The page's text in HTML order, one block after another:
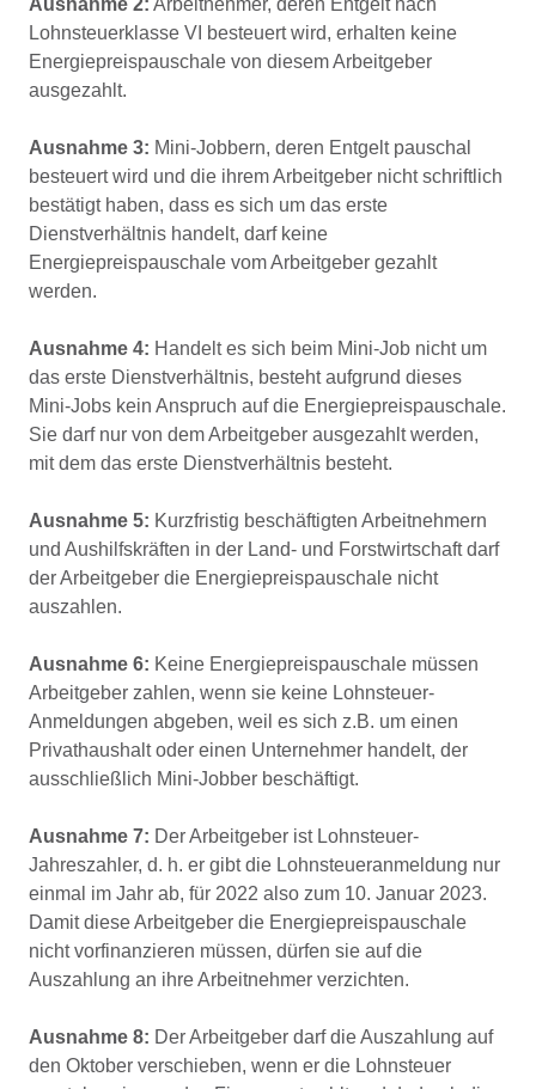
Lohnsteuerklasse VI besteuert wird, erhalten keine
Energiepreispauschale von diesem Arbeitgeber
ausgezahlt.
Ausnahme 3: Mini-Jobbern, deren Entgelt pauschal
besteuert wird und die ihrem Arbeitgeber nicht schriftlich
bestätigt haben, dass es sich um das erste
Dienstverhältnis handelt, darf keine
Energiepreispauschale vom Arbeitgeber gezahlt
werden.
Ausnahme 4: Handelt es sich beim Mini-Job nicht um
das erste Dienstverhältnis, besteht aufgrund dieses
Mini-Jobs kein Anspruch auf die Energiepreispauschale.
Sie darf nur von dem Arbeitgeber ausgezahlt werden,
mit dem das erste Dienstverhältnis besteht.
Ausnahme 5: Kurzfristig beschäftigten Arbeitnehmern
und Aushilfskräften in der Land- und Forstwirtschaft darf
der Arbeitgeber die Energiepreispauschale nicht
auszahlen.
Ausnahme 6: Keine Energiepreispauschale müssen
Arbeitgeber zahlen, wenn sie keine Lohnsteuer-
Anmeldungen abgeben, weil es sich z.B. um einen
Privathaushalt oder einen Unternehmer handelt, der
ausschließlich Mini-Jobber beschäftigt.
Ausnahme 7: Der Arbeitgeber ist Lohnsteuer-
Jahreszahler, d. h. er gibt die Lohnsteueranmeldung nur
einmal im Jahr ab, für 2022 also zum 10. Januar 2023.
Damit diese Arbeitgeber die Energiepreispauschale
nicht vorfinanzieren müssen, dürfen sie auf die
Auszahlung an ihre Arbeitnehmer verzichten.
Ausnahme 8: Der Arbeitgeber darf die Auszahlung auf
den Oktober verschieben, wenn er die Lohnsteuer